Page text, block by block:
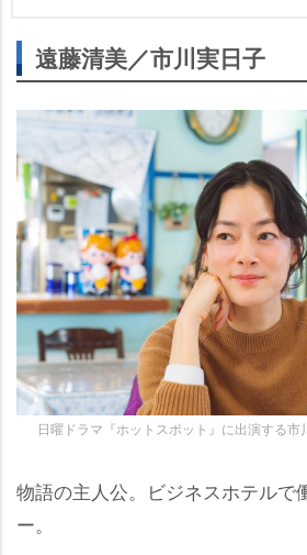
遠藤清美／市川実日子
日曜ドラマ『ホットスポット』に出演する
物語の主人公。ビジネスホテルで
ー。